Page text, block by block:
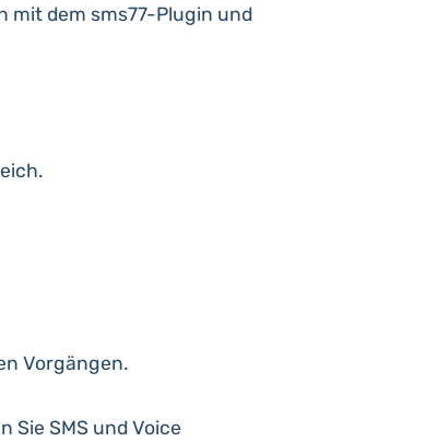
mit dem sms77-Plugin und
Vorgängen.
SMS und Voice